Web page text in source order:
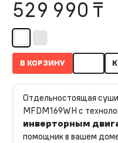
529 990 ₸
В КОРЗИНУ
Отдельностоящая
MFDM169WH с
инверторным
помощник в вашем